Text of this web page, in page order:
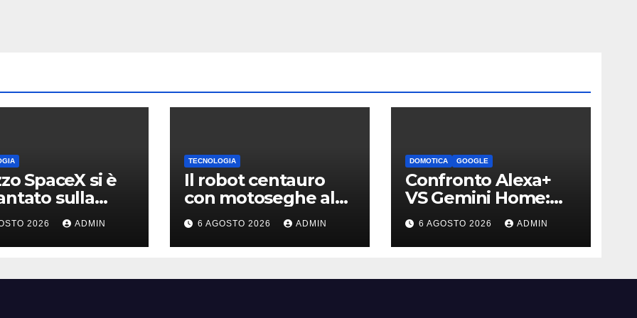
SpaceX si è
sulla
ma i video
erano quasi
2026 ADMIN
TECNOLOGIA
Il robot centauro
con motoseghe al
posto delle mani è
pronto per le
missioni impossibili
6 AGOSTO 2026 ADMIN
DOMOTICA GOOGLE
Confronto Alexa+
VS Gemini Home:
qual è l’assistente
migliore | Video
6 AGOSTO 2026 ADMIN